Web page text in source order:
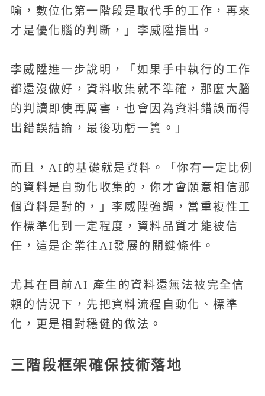
喻，數位化第一階段是取代手的工作，再來
才是優化腦的判斷，」李威陞指出。
李威陞進一步說明，「如果手中執行的工作
都還沒做好，資料收集就不準確，那麼大腦
的判讀即使再厲害，也會因為資料錯誤而得
出錯誤結論，最後功虧一簣。」
而且，AI的基礎就是資料。「你有一定比例
的資料是自動化收集的，你才會願意相信那
個資料是對的，」李威陞強調，當重複性工
作標準化到一定程度，資料品質才能被信
任，這是企業往AI發展的關鍵條件。
尤其在目前AI 產生的資料還無法被完全信
賴的情況下，先把資料流程自動化、標準
化，更是相對穩健的做法。
三階段框架確保技術落地